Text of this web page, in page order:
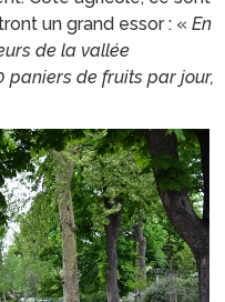
un grand essor : « En
de la vallée
de fruits par jour,